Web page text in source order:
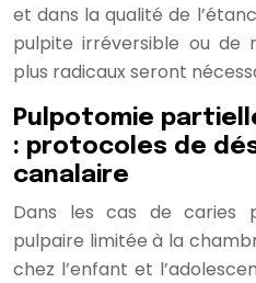
et dans la qualité de
pulpite irréversible ou de
plus radicaux seront
Pulpotomie
: protocoles de
canalaire
Dans les cas de caries
pulpaire limitée à la
chez l’enfant et